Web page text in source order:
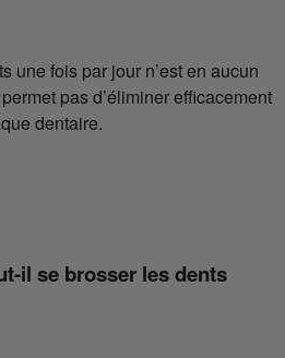
une fois par jour n’est en aucun
pas d’éliminer efficacement
dentaire.
il se brosser les dents